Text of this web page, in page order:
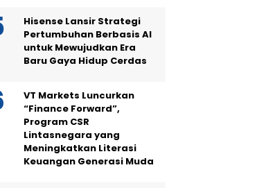
Hisense Lansir Strategi
Pertumbuhan Berbasis AI
untuk Mewujudkan Era
Baru Gaya Hidup Cerdas
VT Markets Luncurkan
“Finance Forward”,
Program CSR
Lintasnegara yang
Meningkatkan Literasi
Keuangan Generasi Muda